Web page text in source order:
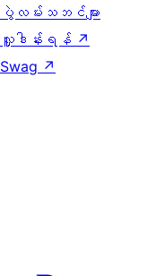
ပွဲလမ်းသဘင်များ
လှူဒါန်းရန် ↗
Swag ↗